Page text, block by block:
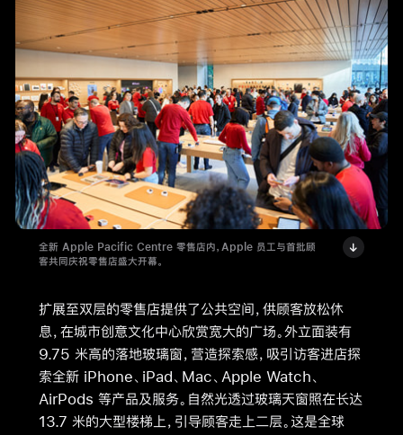
全新 Apple Pacific Centre 零售店内，Apple 员工与首批顾
客共同庆祝零售店盛大开幕。
扩展至双层的零售店提供了公共空间，供顾客放松休
息，在城市创意文化中心欣赏宽大的广场。外立面装有
9.75 米高的落地玻璃窗，营造探索感，吸引访客进店探
索全新 iPhone、iPad、Mac、Apple Watch、
AirPods 等产品及服务。自然光透过玻璃天窗照在长达
13.7 米的大型楼梯上，引导顾客走上二层。这是全球